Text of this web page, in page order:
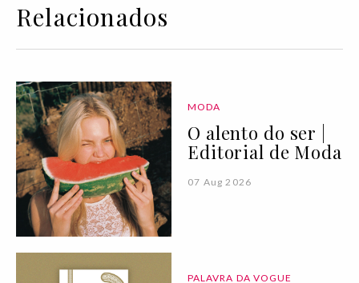
Relacionados
MODA
O alento do ser |
Editorial de Moda
07 Aug 2026
PALAVRA DA VOGUE